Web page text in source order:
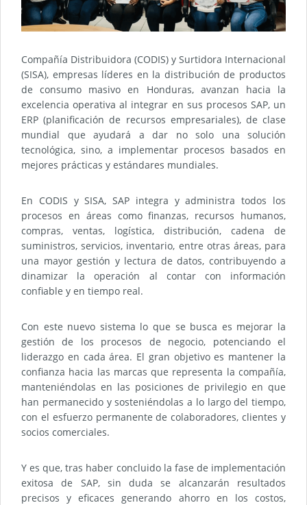
Compañía Distribuidora (CODIS) y Surtidora Internacional
(SISA), empresas líderes en la distribución de productos
de consumo masivo en Honduras, avanzan hacia la
excelencia operativa al integrar en sus procesos SAP, un
ERP (planificación de recursos empresariales), de clase
mundial que ayudará a dar no solo una solución
tecnológica, sino, a implementar procesos basados en
mejores prácticas y estándares mundiales.
En CODIS y SISA, SAP integra y administra todos los
procesos en áreas como finanzas, recursos humanos,
compras, ventas, logística, distribución, cadena de
suministros, servicios, inventario, entre otras áreas, para
una mayor gestión y lectura de datos, contribuyendo a
dinamizar la operación al contar con información
confiable y en tiempo real.
Con este nuevo sistema lo que se busca es mejorar la
gestión de los procesos de negocio, potenciando el
liderazgo en cada área. El gran objetivo es mantener la
confianza hacia las marcas que representa la compañía,
manteniéndolas en las posiciones de privilegio en que
han permanecido y sosteniéndolas a lo largo del tiempo,
con el esfuerzo permanente de colaboradores, clientes y
socios comerciales.
Y es que, tras haber concluido la fase de implementación
exitosa de SAP, sin duda se alcanzarán resultados
precisos y eficaces generando ahorro en los costos,